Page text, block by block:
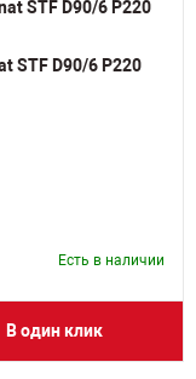
STF D90/6 P220
Есть в наличии
В один клик